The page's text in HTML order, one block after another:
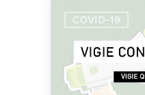
COVID-19